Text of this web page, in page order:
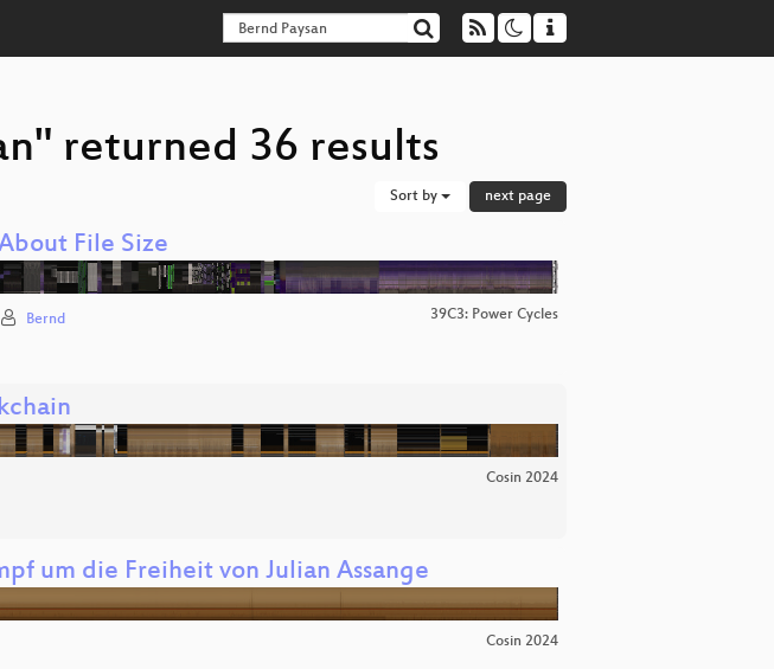
returned 36 results
Sort by next page
File Size
Bernd 39C3: Power Cycles
Cosin 2024
um die Freiheit von Julian Assange
Cosin 2024